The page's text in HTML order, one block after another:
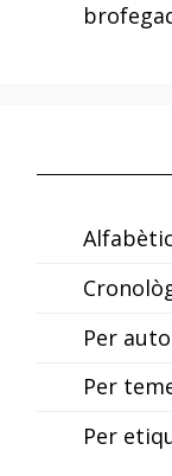
Alfabètic
Per
Per
Per